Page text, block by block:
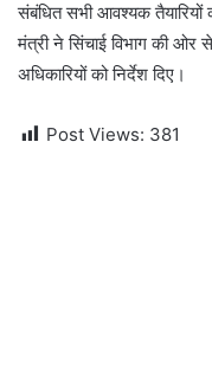
संबंधित सभी आवश्यक
मंत्री ने सिंचाई विभाग की
अधिकारियों को निर्देश दिए।
Post Views: 381